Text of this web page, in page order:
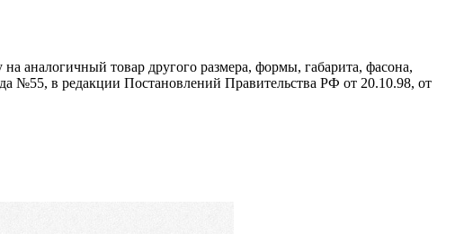
аналогичный товар другого размера, формы, габарита, фасона,
№55, в редакции Постановлений Правительства РФ от 20.10.98, от